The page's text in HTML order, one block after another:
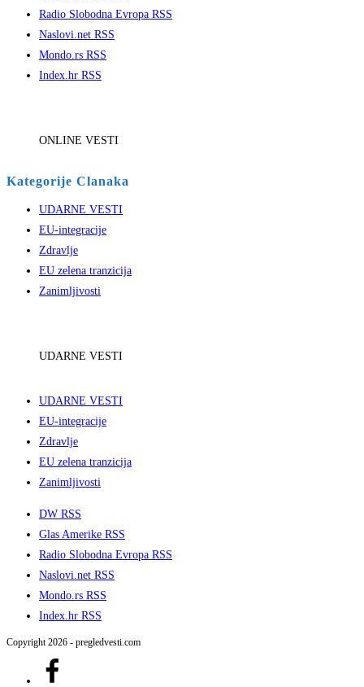
Radio Slobodna Evropa RSS
Naslovi.net RSS
Mondo.rs RSS
Index.hr RSS
ONLINE VESTI
Kategorije Clanaka
UDARNE VESTI
EU-integracije
Zdravlje
EU zelena tranzicija
Zanimljivosti
UDARNE VESTI
UDARNE VESTI
EU-integracije
Zdravlje
EU zelena tranzicija
Zanimljivosti
DW RSS
Glas Amerike RSS
Radio Slobodna Evropa RSS
Naslovi.net RSS
Mondo.rs RSS
Index.hr RSS
Copyright 2026 - pregledvesti.com